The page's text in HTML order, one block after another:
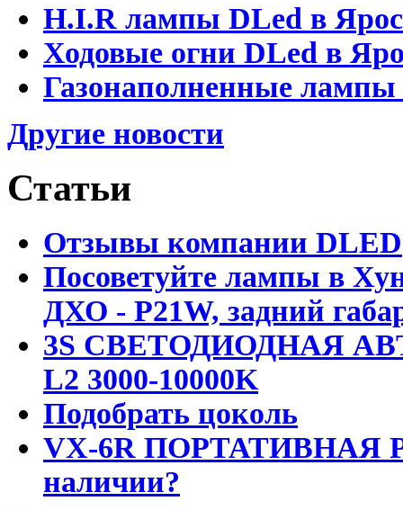
H.I.R лампы DLed в
Ходовые огни DLed в
Газонаполненные
Другие новости
Статьи
Отзывы компании DLED
Посоветуйте лампы в
ДХО - P21W, задний
3S СВЕТОДИОДНАЯ
L2 3000-10000K
Подобрать цоколь
VX-6R ПОРТАТИВНАЯ
наличии?